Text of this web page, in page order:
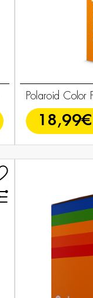
Polaroid Color
18,99€